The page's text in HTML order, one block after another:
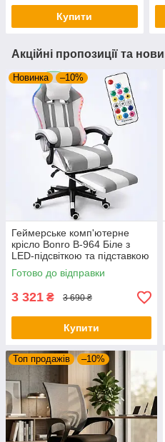
Купити
Акційні пропозиції та
Новинка –10%
Геймерське комп'ютерне
крісло Bonro B-964 Біле з
LED-підсвіткою та підставкою
для ніг (до 150 кг)
Готово до відправки
3 321 ₴ 3 690 ₴
Купити
Топ продажів –10%